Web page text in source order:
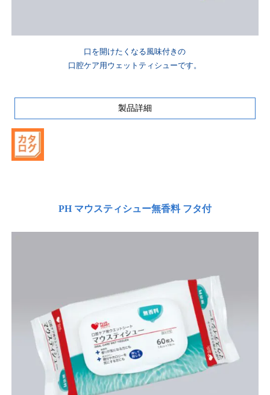
口を開けたくなる風味付きの
口腔ケア用ウェットティシューです。
製品詳細
PH マウスティシュー無香料 フタ付